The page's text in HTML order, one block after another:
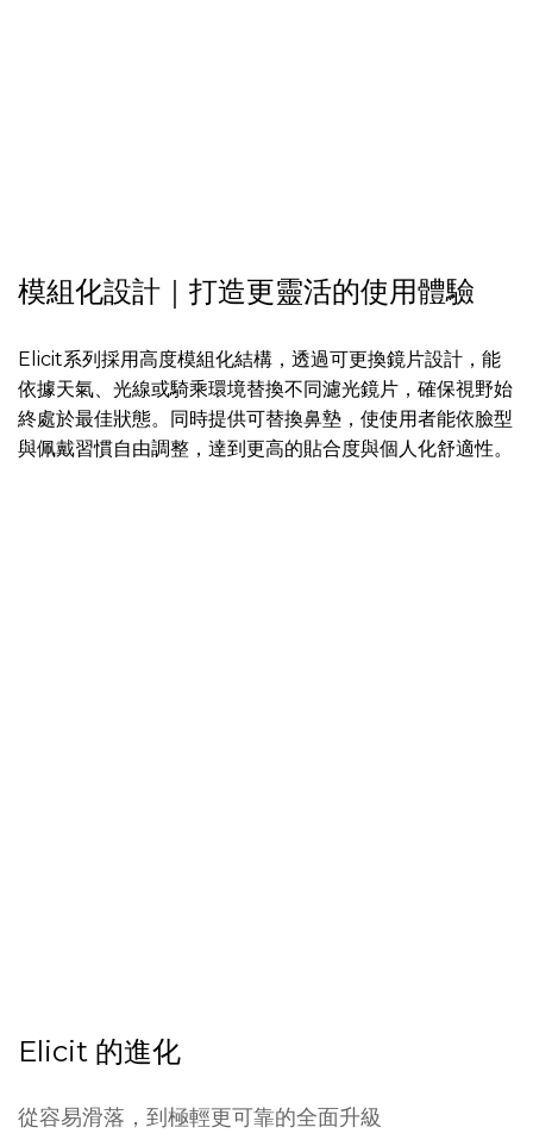
模組化設計｜打造更靈活的使用體驗
Elicit系列採用高度模組化結構，透過可更換鏡片設計，能
依據天氣、光線或騎乘環境替換不同濾光鏡片，確保視野始
終處於最佳狀態。同時提供可替換鼻墊，使使用者能依臉型
與佩戴習慣自由調整，達到更高的貼合度與個人化舒適性。
Elicit 的進化
從容易滑落，到極輕更可靠的全面升級